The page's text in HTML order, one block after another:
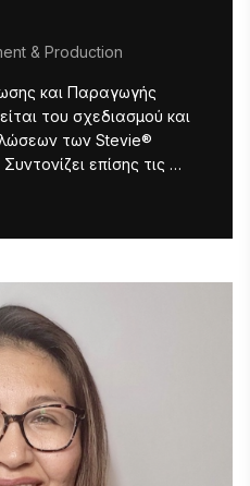
& Production
και Παραγωγής
του σχεδιασμού και
των Stevie®
επίσης τις
σειρά διαδικτυακών
Η Lindsey ξεκίνησε την
Clemson, όπου
of Science στο
10 χρόνια, η αγάπη της
όσο και για τη
αναπτυχθεί, καθώς έχει
που εκτείνεται στους
βιομηχανίας, της
Στον ελεύθερο
φωτογραφία, τη